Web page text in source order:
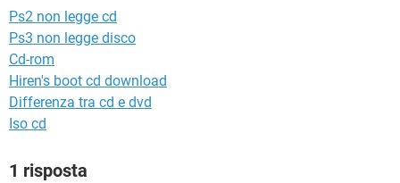
HARDWARE
Ps2 non legge cd
Ps3 non legge disco
Cd-rom
Hiren's boot cd download
Differenza tra cd e dvd
Iso cd
1 risposta